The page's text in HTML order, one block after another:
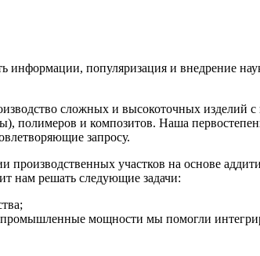
популяризация и внедрение
сложных и высокоточных изделий
полимеров и композитов. Наша
запросу.
участков на основе
нам решать следующие задачи:
мощности мы помогли